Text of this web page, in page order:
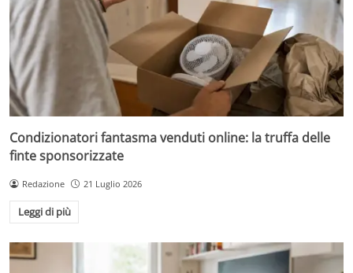
Condizionatori fantasma venduti online: la truffa delle
finte sponsorizzate
Redazione 21 Luglio 2026
Leggi di più